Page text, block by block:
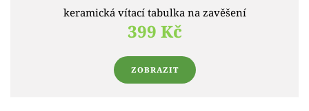
keramická vítací tabulka na zavěšení
399 Kč
ZOBRAZIT